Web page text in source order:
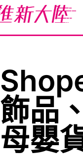
飾品
母嬰